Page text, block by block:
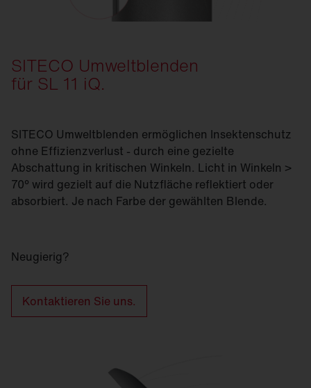
SITECO Umweltblenden
für SL 11 iQ.
SITECO Umweltblenden ermöglichen Insektenschutz
ohne Effizienzverlust - durch eine gezielte
Abschattung in kritischen Winkeln. Licht in Winkeln >
70° wird gezielt auf die Nutzfläche reflektiert oder
absorbiert. Je nach Farbe der gewählten Blende.
Neugierig?
Kontaktieren Sie uns.